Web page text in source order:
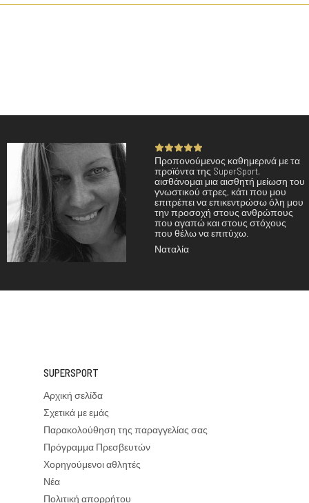
Προπονούμενος καθημερινά με τα
προϊόντα της SuperSport,
αισθάνομαι μια αισθητή μείωση του
γνωστικού στρες, κάτι που μου
επιτρέπει να επικεντρώσω όλη μου
την προσοχή στους ανθρώπους
που αγαπώ και στους στόχους
που θέλω να επιτύχω.
Ναταλία
SUPERSPORT
Αρχική σελίδα
Σχετικά με εμάς
Παρακολούθηση της παραγγελίας σας
Πρόγραμμα Πρεσβευτών
Χορηγούμενοι αθλητές
Νέα
Πολιτική απορρήτου